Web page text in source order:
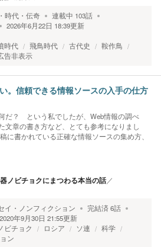
時代・伝奇 連載中 103話
2026年6月22日 18:39更新
時代 飛鳥時代 古代史
鞍作鳥
告非表示
。信頼できる情報ソースの入手の仕方
だ？ という私でしたが、Web情報の調べ
文章の書き方など、とても参考になりまし
書かれている正確な情報ソースの集め方、
ノビチョクにまつわる本当の話／
イ・ノンフィクション 完結済6話
2020年9月30日 21:55更新
ノビチョク ロシア ソ連
科学
ン